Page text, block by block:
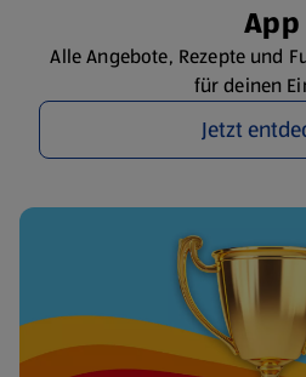
App
Alle Angebote, Rezepte und
für deinen
Jetzt